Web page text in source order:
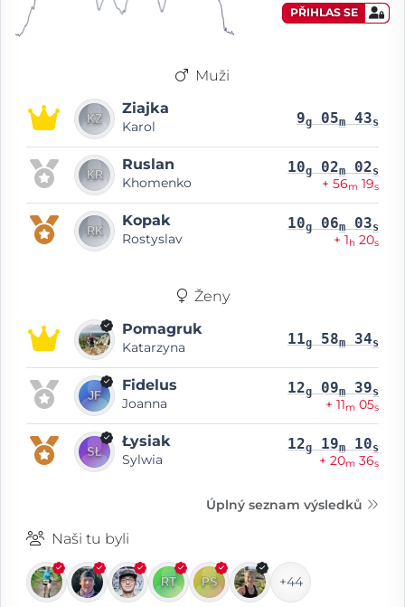
PŘIHLAS SE
Muži
Ziajka
Karol 9g 05m 43s
Ruslan
Khomenko
10g 02m 02s
+ 56m 19s
Kopak
Rostyslav
10g 06m 03s
+ 1h 20s
Ženy
Pomagruk
Katarzyna 11g 58m 34s
Fidelus
Joanna
12g 09m 39s
+ 11m 05s
Łysiak
Sylwia
12g 19m 10s
+ 20m 36s
Úplný seznam výsledků
Naši tu byli
+44